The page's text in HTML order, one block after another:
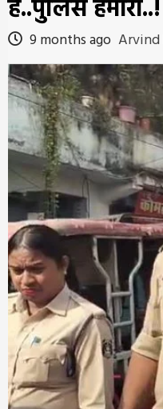
हैं..पुलिस हमारा..!
9 months ago Arvind